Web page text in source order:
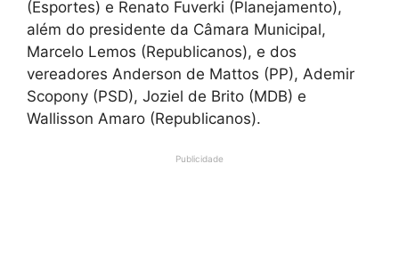
(Esportes) e Renato Fuverki (Planejamento),
além do presidente da Câmara Municipal,
Marcelo Lemos (Republicanos), e dos
vereadores Anderson de Mattos (PP), Ademir
Scopony (PSD), Joziel de Brito (MDB) e
Wallisson Amaro (Republicanos).
Publicidade